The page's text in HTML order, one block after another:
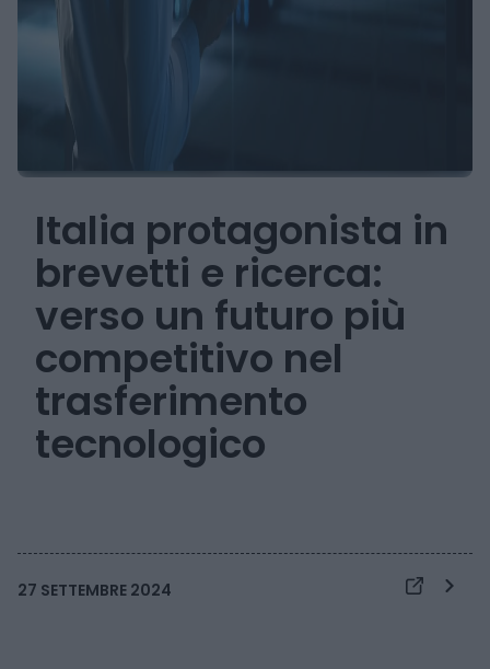
Italia protagonista in
brevetti e ricerca:
verso un futuro più
competitivo nel
trasferimento
tecnologico
27 SETTEMBRE 2024